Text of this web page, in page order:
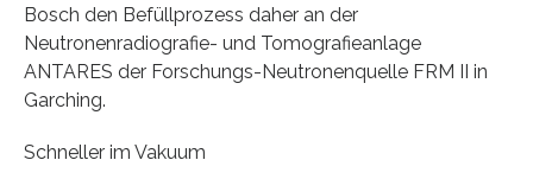
Bosch den Befüllprozess daher an der
Neutronenradiografie- und Tomografieanlage
ANTARES der Forschungs-Neutronenquelle FRM II in
Garching.
Schneller im Vakuum